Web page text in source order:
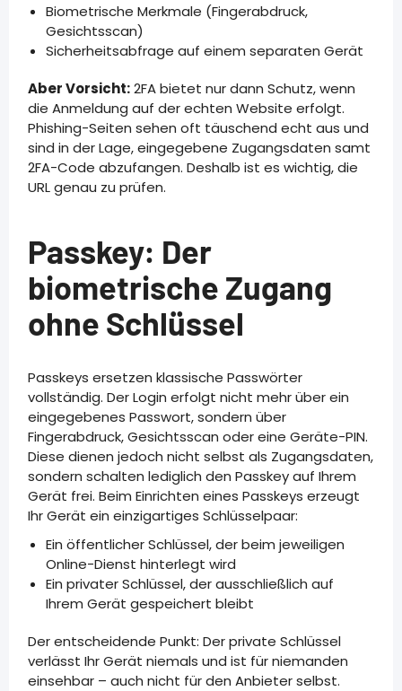
Biometrische Merkmale (Fingerabdruck,
Gesichtsscan)
Sicherheitsabfrage auf einem separaten Gerät
Aber Vorsicht:2FA bietet nur dann Schutz, wenn
die Anmeldung auf der echten Website erfolgt.
Phishing-Seiten sehen oft täuschend echt aus und
sind in der Lage, eingegebene Zugangsdaten samt
2FA-Code abzufangen. Deshalb ist es wichtig, die
URL genau zu prüfen.
Passkey: Der
biometrische Zugang
ohne Schlüssel
Passkeys ersetzen klassische Passwörter
vollständig. Der Login erfolgt nicht mehr über ein
eingegebenes Passwort, sondern über
Fingerabdruck, Gesichtsscan oder eine Geräte-PIN.
Diese dienen jedoch nicht selbst als Zugangsdaten,
sondern schalten lediglich den Passkey auf Ihrem
Gerät frei. Beim Einrichten eines Passkeys erzeugt
Ihr Gerät ein einzigartiges Schlüsselpaar:
Ein öffentlicher Schlüssel, der beim jeweiligen
Online-Dienst hinterlegt wird
Ein privater Schlüssel, der ausschließlich auf
Ihrem Gerät gespeichert bleibt
Der entscheidende Punkt: Der private Schlüssel
verlässt Ihr Gerät niemals und ist für niemanden
einsehbar – auch nicht für den Anbieter selbst.